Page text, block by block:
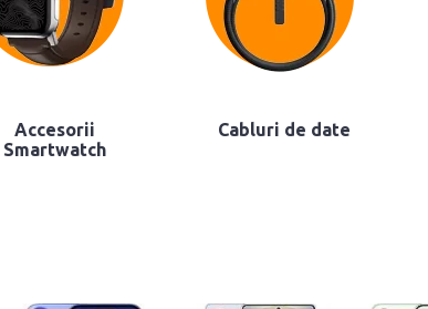
Accesorii
Smartwatch
Cabluri de date